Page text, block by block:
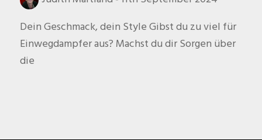
Dein Geschmack, dein Style Gibst du zu viel für
Einwegdampfer aus? Machst du dir Sorgen über
die